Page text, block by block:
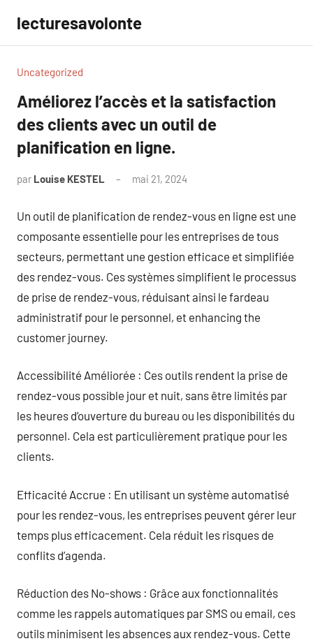
contenu
lecturesavolonte
Uncategorized
Améliorez l’accès et la satisfaction
des clients avec un outil de
planification en ligne.
par Louise KESTEL mai 21, 2024
Un outil de planification de rendez-vous en ligne est une
composante essentielle pour les entreprises de tous
secteurs, permettant une gestion efficace et simplifiée
des rendez-vous. Ces systèmes simplifient le processus
de prise de rendez-vous, réduisant ainsi le fardeau
administratif pour le personnel, et enhancing the
customer journey.
Accessibilité Améliorée : Ces outils rendent la prise de
rendez-vous possible jour et nuit, sans être limités par
les heures d’ouverture du bureau ou les disponibilités du
personnel. Cela est particulièrement pratique pour les
clients.
Efficacité Accrue : En utilisant un système automatisé
pour les rendez-vous, les entreprises peuvent gérer leur
temps plus efficacement. Cela réduit les risques de
conflits d’agenda.
Réduction des No-shows : Grâce aux fonctionnalités
comme les rappels automatiques par SMS ou email, ces
outils minimisent les absences aux rendez-vous. Cette